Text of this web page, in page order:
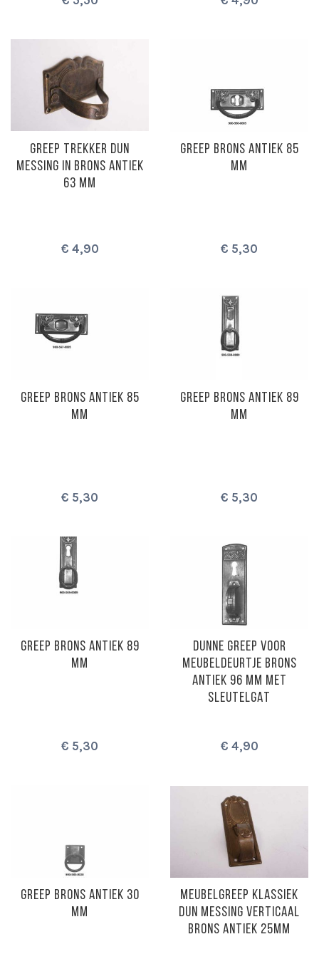
GREEP TREKKER DUN
MESSING IN BRONS ANTIEK
63 MM
€ 4,90
GREEP BRONS ANTIEK 85
MM
€ 5,30
GREEP BRONS ANTIEK 85
MM
€ 5,30
GREEP BRONS ANTIEK 89
MM
€ 5,30
GREEP BRONS ANTIEK 89
MM
€ 5,30
DUNNE GREEP VOOR
MEUBELDEURTJE BRONS
ANTIEK 96 MM MET
SLEUTELGAT
€ 4,90
GREEP BRONS ANTIEK 30
MM
MEUBELGREEP KLASSIEK
DUN MESSING VERTICAAL
BRONS ANTIEK 25MM